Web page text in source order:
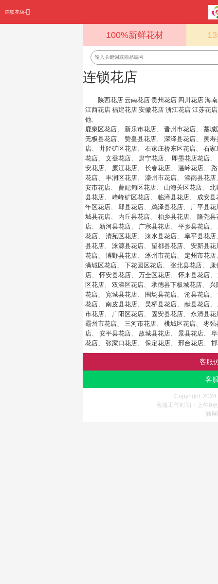
连锁花店-
100%新鲜花材
连锁花店
陕西花店 云南花店 贵州花店 四川花店 海
江西花店 福建花店 安徽花店 浙江花店 江苏花店
他:
鹿泉区花店、 新乐市花店、 晋州市花店、 藁城
无极县花店、 赞皇县花店、 深泽县花店、 灵寿
店、 井陉矿区花店、 石家庄桥东区花店、 石家
花店、 文登花店、 肃宁花店、 即墨花店花店、
安花店、 廉江花店、 长春花店、 温岭花店、
花店、 丰润区花店、 滦州市花店、 滦南县花店
安市花店、 曹妃甸区花店、 山海关区花店、 北
县花店、 峰峰矿区花店、 临漳县花店、 成安县
年区花店、 邱县花店、 鸡泽县花店、 广平县花
城县花店、 内丘县花店、 柏乡县花店、 隆尧县
店、 新河县花店、 广宗县花店、 平乡县花店、
花店、 清苑区花店、 涞水县花店、 阜平县花店
县花店、 涞源县花店、 望都县花店、 安新县花
花店、 博野县花店、 涿州市花店、 定州市花店
满城区花店、 下花园区花店、 张北县花店、 康
店、怀安县花店、 万全区花店、怀来县花店、
区花店、 双滦区花店、 承德县下板城花店、 兴
花店、 宽城县花店、 围场县花店、 沧县花店、
花店、 南皮县花店、 吴桥县花店、 献县花店、
市花店、 广阳区花店、 固安县花店、 永清县花
霸州市花店、 三河市花店、 桃城区花店、 枣强
店、 安平县花店、 故城县花店、 景县花店、
花店、 张家口花店、 保定花店、 邢台花店、
客服
客
Copyright 2024
客服工作时间：上午9
触